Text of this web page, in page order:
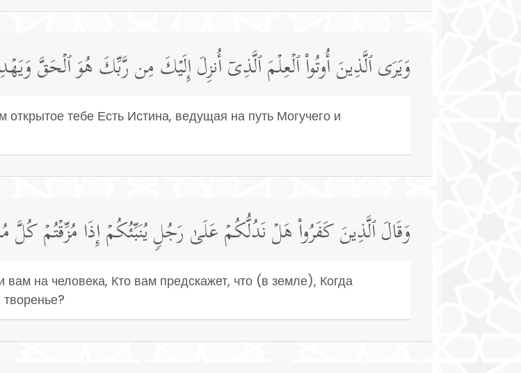
وَیَرَى ٱلَّذِینَ أُوتُوا۟ ٱلۡعِلۡمَ ٱلَّذِیۤ أُنزِلَ إِلَیۡكَ مِن رَّبِّكَ هُوَ ٱلۡحَقَّ
тебе Есть Истина, ведущая на путь Могучего и
وَقَالَ ٱلَّذِینَ كَفَرُوا۟ هَلۡ نَدُلُّكُمۡ عَلَىٰ رَجُلࣲ یُنَبِّئُكُمۡ إِذَا مُزِّقۡتُمۡ
на человека, Кто вам предскажет, что (в земле), Когда